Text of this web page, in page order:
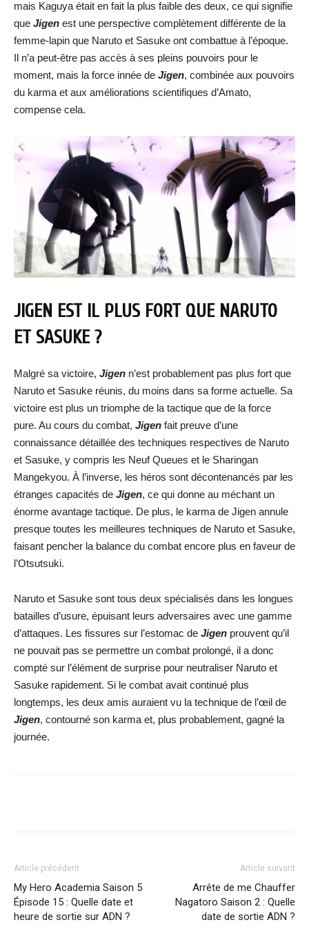
mais Kaguya était en fait la plus faible des deux, ce qui signifie
que Jigen est une perspective complètement différente de la
femme-lapin que Naruto et Sasuke ont combattue à l’époque.
Il n’a peut-être pas accès à ses pleins pouvoirs pour le
moment, mais la force innée de Jigen, combinée aux pouvoirs
du karma et aux améliorations scientifiques d’Amato,
compense cela.
JIGEN EST IL PLUS FORT QUE NARUTO
ET SASUKE ?
Malgré sa victoire, Jigen n’est probablement pas plus fort que
Naruto et Sasuke réunis, du moins dans sa forme actuelle. Sa
victoire est plus un triomphe de la tactique que de la force
pure. Au cours du combat, Jigen fait preuve d’une
connaissance détaillée des techniques respectives de Naruto
et Sasuke, y compris les Neuf Queues et le Sharingan
Mangekyou. À l’inverse, les héros sont décontenancés par les
étranges capacités de Jigen, ce qui donne au méchant un
énorme avantage tactique. De plus, le karma de Jigen annule
presque toutes les meilleures techniques de Naruto et Sasuke,
faisant pencher la balance du combat encore plus en faveur de
l’Otsutsuki.
Naruto et Sasuke sont tous deux spécialisés dans les longues
batailles d’usure, épuisant leurs adversaires avec une gamme
d’attaques. Les fissures sur l’estomac de Jigen prouvent qu’il
ne pouvait pas se permettre un combat prolongé, il a donc
compté sur l’élément de surprise pour neutraliser Naruto et
Sasuke rapidement. Si le combat avait continué plus
longtemps, les deux amis auraient vu la technique de l’œil de
Jigen, contourné son karma et, plus probablement, gagné la
journée.
Article précédent
My Hero Academia Saison 5
Épisode 15 : Quelle date et
heure de sortie sur ADN ?
Article suivant
Arrête de me Chauffer
Nagatoro Saison 2 : Quelle
date de sortie ADN ?